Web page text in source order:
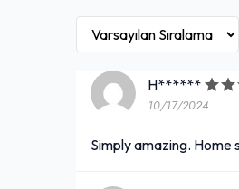
H******
10/17/2024
Simply amazing.